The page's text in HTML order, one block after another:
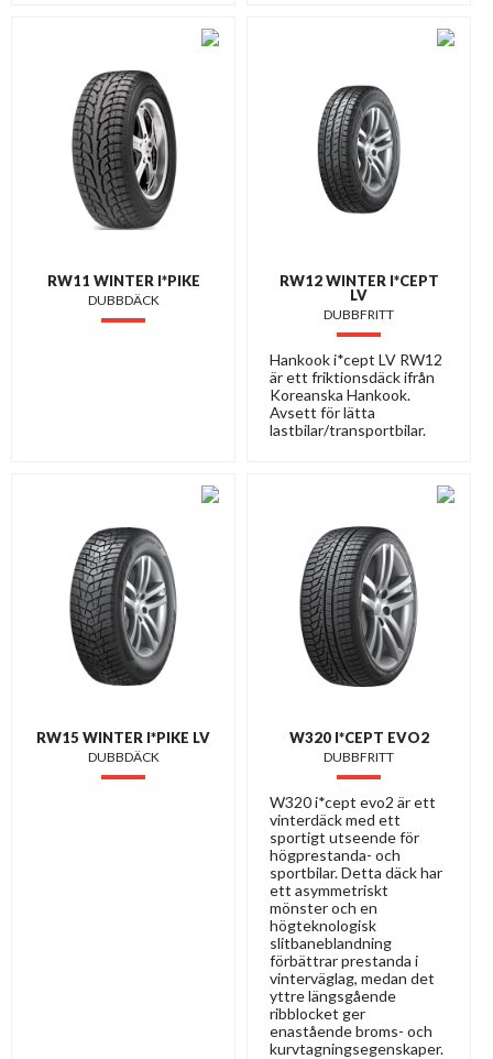
RW11 WINTER I*PIKE
DUBBDÄCK
RW12 WINTER I*CEPT
LV
DUBBFRITT
Hankook i*cept LV RW12
är ett friktionsdäck ifrån
Koreanska Hankook.
Avsett för lätta
lastbilar/transportbilar.
RW15 WINTER I*PIKE LV
DUBBDÄCK
W320 I*CEPT EVO2
DUBBFRITT
W320 i*cept evo2 är ett
vinterdäck med ett
sportigt utseende för
högprestanda- och
sportbilar. Detta däck har
ett asymmetriskt
mönster och en
högteknologisk
slitbaneblandning
förbättrar prestanda i
vinterväglag, medan det
yttre längsgående
ribblocket ger
enastående broms- och
kurvtagningsegenskaper.